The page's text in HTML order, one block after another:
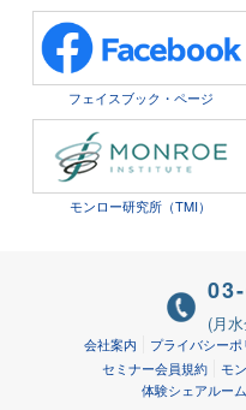
フェイスブック・ページ
モンロー研究所（TMI）
会社案内 プライバシーポ
セミナー会員規約
モ
体験シェアルー
(月